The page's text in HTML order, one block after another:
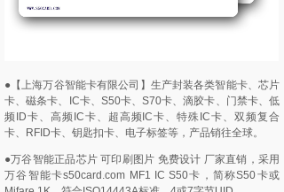
●【上海万谷智能卡有限公司】生产封装各类智能卡、芯片
卡、磁条卡、IC卡、S50卡、S70卡、滴胶卡、门禁卡、低
频ID卡、高频IC卡、超高频IC卡、特殊IC卡、双频复合
卡、RFID卡、钥匙扣卡、电子标签等，产品销往全球。
●万谷智能正品芯片 可印刷图片 免费设计 厂家直销，采用
万谷智能卡s50card.com MF1 IC S50卡，简称S50卡或